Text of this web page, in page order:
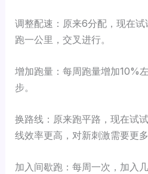
调整配速：原来6分配，现在
跑一公里，交叉进行。
增加跑量：每周跑量增加10%
步。
换路线：原来跑平路，现在试
线效率更高，对新刺激需要更多
加入间歇跑：每周一次，加入